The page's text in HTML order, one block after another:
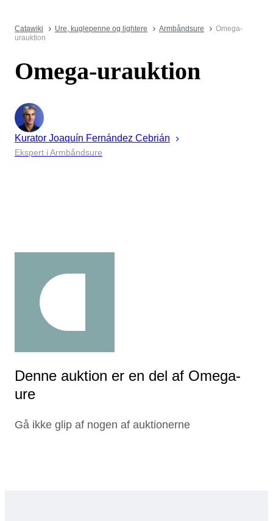
Catawiki Ure, kuglepenne og lightere Armbåndsure
Omega-
urauktion
Omega-urauktion
Kurator Joaquín Fernández Cebrián
Ekspert i Armbåndsure
Denne auktion er en del af Omega-
ure
Gå ikke glip af nogen af auktionerne